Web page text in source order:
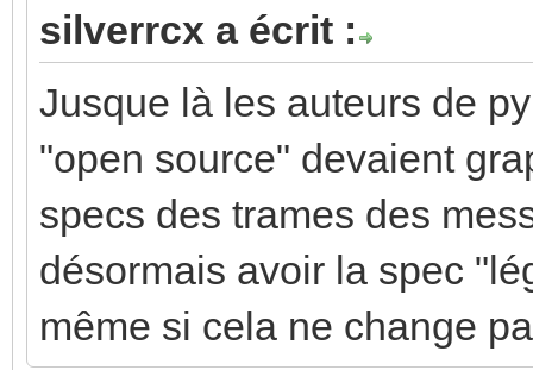
silverrcx a écrit :
Jusque là les auteurs de
"open source" devaient
specs des trames des
désormais avoir la spec
même si cela ne change